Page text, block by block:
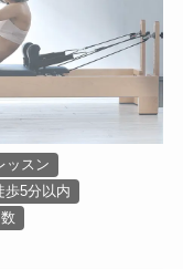
ッスン
歩5分以内